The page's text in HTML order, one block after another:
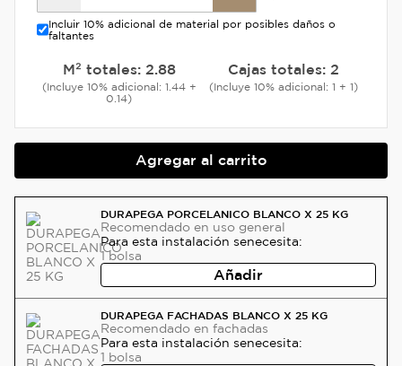
Incluir 10% adicional de material por posibles daños o
faltantes
M² totales: 2.88
(Incluye 10% adicional: 1.44 +
0.14)
Cajas totales: 2
(Incluye 10% adicional: 1 + 1)
Agregar al carrito
DURAPEGA PORCELANICO BLANCO X 25 KG
Recomendado en uso general
Para esta instalación senecesita:
1 bolsa
Añadir
DURAPEGA FACHADAS BLANCO X 25 KG
Recomendado en fachadas
Para esta instalación senecesita:
1 bolsa